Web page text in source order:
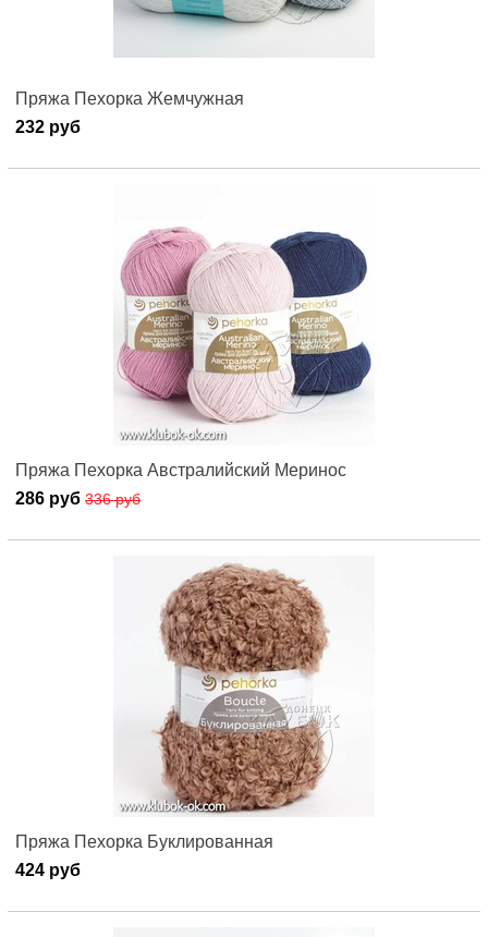
Пряжа Пехорка Жемчужная
232 руб
Пряжа Пехорка Австралийский Меринос
286 руб 336 руб
Пряжа Пехорка Буклированная
424 руб